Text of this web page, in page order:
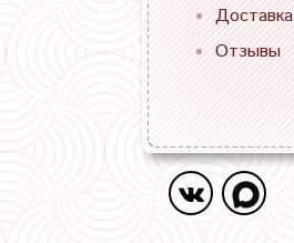
Доставка
Отзывы